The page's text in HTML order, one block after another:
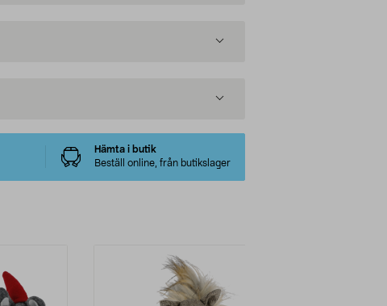
Hämta i butik
Beställ online, från butikslager